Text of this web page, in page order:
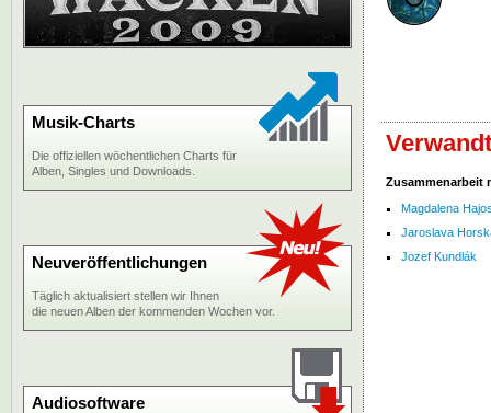
Zusammenarbeit
Magdalena
Jaroslava
Jozef Kundlák
Musik-Charts
Die offiziellen wöchentlichen Charts für
Alben, Singles und Downloads.
Neuveröffentlichungen
Täglich aktualisiert stellen wir Ihnen
die neuen Alben der kommenden Wochen vor.
Audiosoftware